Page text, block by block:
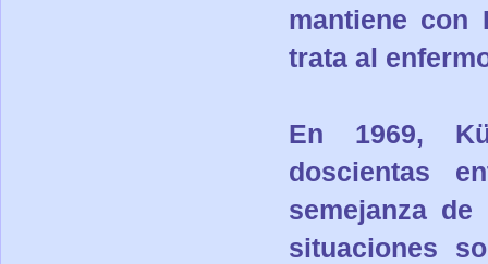
mantiene con
trata al
En 1969,
doscientas
semejanza
situaciones